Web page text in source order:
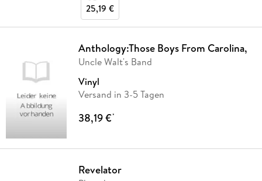
25,19 €
Anthology:Those Boys From Carolina,
Uncle Walt's Band
Vinyl
Versand in 3-5 Tagen
38,19 €*
Revelator